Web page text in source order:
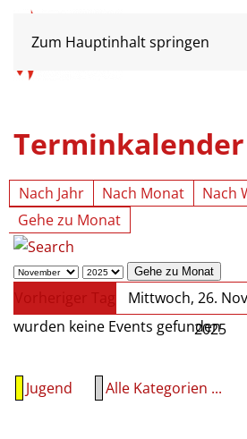
Zum Hauptinhalt springen
Terminkalender
Nach Jahr Nach Monat Nach
Gehe zu Monat
Gehe zu Monat
Vorheriger Tag
Mittwoch, 26.
2025
wurden keine Events gefunden
Jugend Alle Kategorien ...